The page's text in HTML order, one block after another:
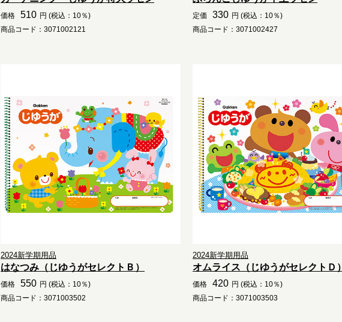
価格 510 円 (税込：10％)
商品コード：3071002121
定価 330 円 (税込：10％)
商品コード：3071002427
2024新学期用品
はなつみ（じゆうがセレクトＢ）
価格 550 円 (税込：10％)
商品コード：3071003502
2024新学期用品
オムライス（じゆうがセレクトＤ）
価格 420 円 (税込：10％)
商品コード：3071003503